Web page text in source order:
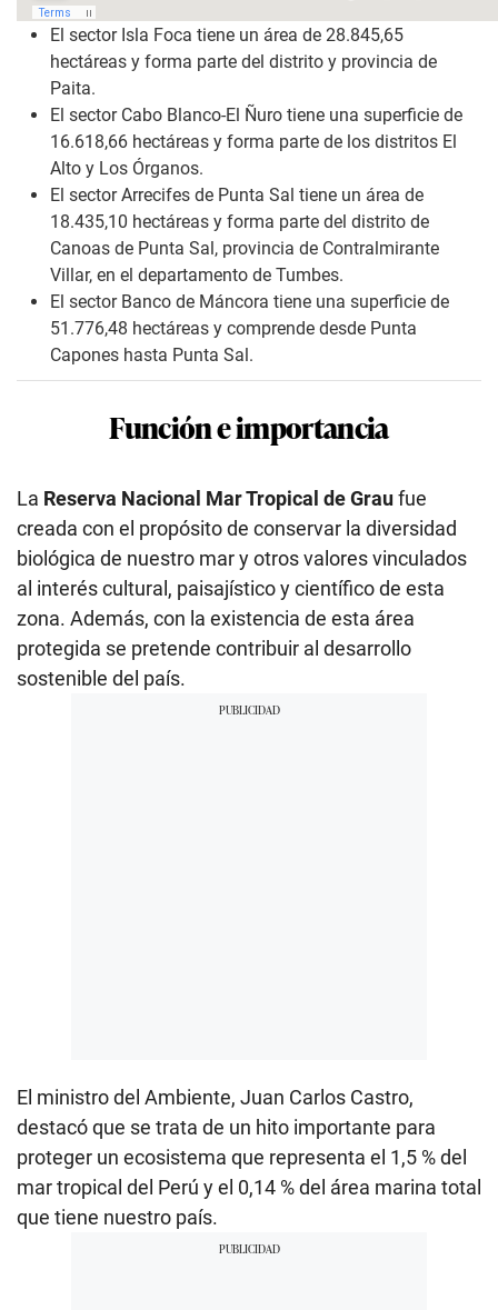
El sector Isla Foca tiene un área de 28.845,65
hectáreas y forma parte del distrito y provincia de
Paita.
El sector Cabo Blanco-El Ñuro tiene una superficie de
16.618,66 hectáreas y forma parte de los distritos El
Alto y Los Órganos.
El sector Arrecifes de Punta Sal tiene un área de
18.435,10 hectáreas y forma parte del distrito de
Canoas de Punta Sal, provincia de Contralmirante
Villar, en el departamento de Tumbes.
El sector Banco de Máncora tiene una superficie de
51.776,48 hectáreas y comprende desde Punta
Capones hasta Punta Sal.
Función e importancia
La Reserva Nacional Mar Tropical de Graufue
creada con el propósito de conservar la diversidad
biológica de nuestro mary otros valores vinculados
al interés cultural, paisajístico y científico de esta
zona. Además, con la existencia de esta área
protegida se pretende contribuir al desarrollo
sostenible del país.
El ministro del Ambiente, Juan Carlos Castro,
destacó que se trata de un hito importante para
proteger un ecosistema que representa el 1,5 % del
mar tropical del Perú y el 0,14 % del área marina total
que tiene nuestro país.